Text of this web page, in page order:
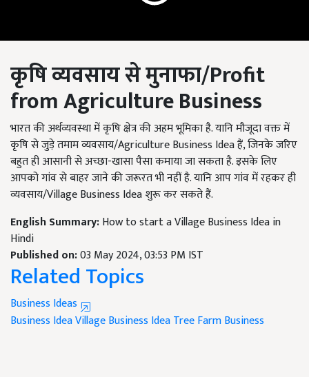
कृषि व्यवसाय से मुनाफा/Profit
from Agriculture Business
भारत की अर्थव्यवस्था में कृषि क्षेत्र की अहम भूमिका है. यानि मौजूदा वक्त में
कृषि से जुड़े तमाम व्यवसाय/Agriculture Business Idea हैं, जिनके जरिए
बहुत ही आसानी से अच्छा-खासा पैसा कमाया जा सकता है. इसके लिए
आपको गांव से बाहर जाने की जरूरत भी नहीं है. यानि आप गांव में रहकर ही
व्यवसाय/Village Business Idea शुरू कर सकते हैं.
English Summary:How to start a Village Business Idea in
Hindi
Published on:03 May 2024, 03:53 PM IST
Related Topics
Business Ideas
Business IdeaVillage Business IdeaTree Farm Business